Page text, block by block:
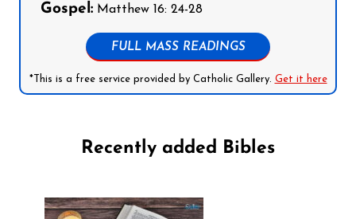
Gospel: Matthew 16: 24-28
FULL MASS READINGS
*This is a free service provided by Catholic Gallery. Get it here
Recently added Bibles